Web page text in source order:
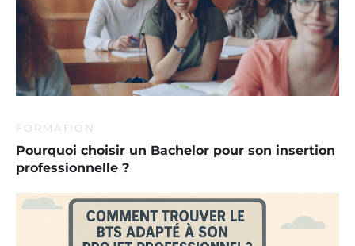
FORMATION
Pourquoi choisir un Bachelor pour son insertion
professionnelle ?